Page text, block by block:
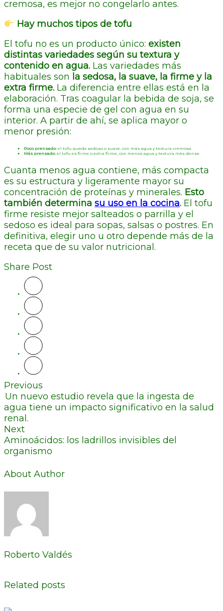
cremosa, es mejor no congelarlo antes.
Hay muchos tipos de tofu
El tofu no es un producto único: existen
distintas variedades según su textura y
contenido en agua. Las variedades más
habituales son la sedosa, la suave, la firme y la
extra firme. La diferencia entre ellas está en la
elaboración. Tras coagular la bebida de soja, se
forma una especie de gel con agua en su
interior. A partir de ahí, se aplica mayor o
menor presión:
Poco prensado: el tofu queda sedoso o suave, con más agua y textura cremosa.
Más prensado: el tofu es firme o extra firme, con menos agua y textura más densa.
Cuanta menos agua contiene, más compacta
es su estructura y ligeramente mayor su
concentración de proteínas y minerales. Esto
también determina su uso en la cocina. El tofu
firme resiste mejor salteados o parrilla y el
sedoso es ideal para sopas, salsas o postres. En
definitiva, elegir uno u otro depende más de la
receta que de su valor nutricional.
Share Post
Previous
Un nuevo estudio revela que la ingesta de
agua tiene un impacto significativo en la salud
renal.
Next
Aminoácidos: los ladrillos invisibles del
organismo
About Author
Roberto Valdés
Related posts